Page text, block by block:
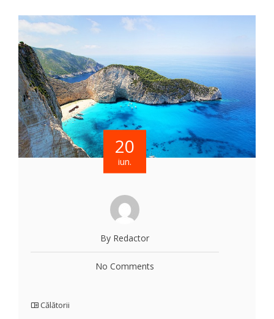
20
iun.
By Redactor
No Comments
Călătorii